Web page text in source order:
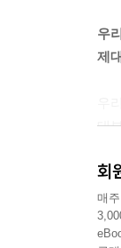
하
생
---
우
제
대
쉬
적
『
치
회
매